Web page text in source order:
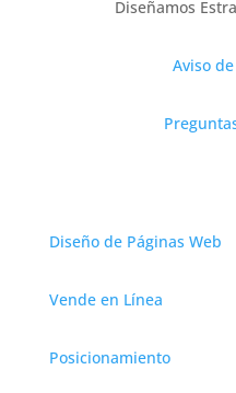
Diseñamos
Aviso
Diseño de Páginas Web
Vende en Línea
Posicionamiento